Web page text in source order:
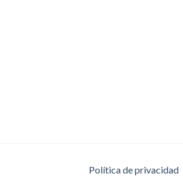
Política de privacidad